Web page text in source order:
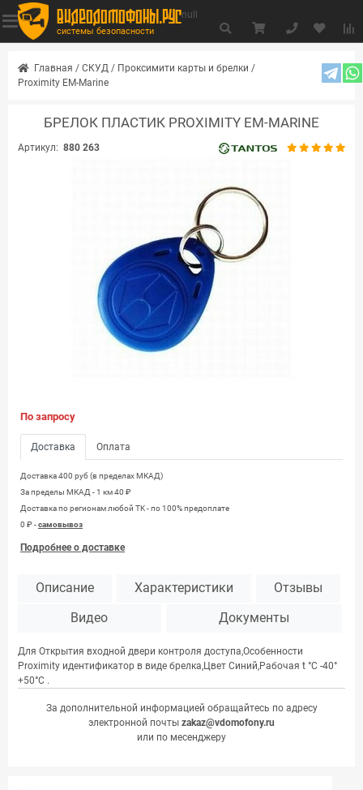
видеодомофоны.рус
системы безопасности
null
Главная / СКУД / Проксимити карты и брелки /
Proximity EM-Marine
БРЕЛОК ПЛАСТИК PROXIMITY EM-MARINE
Артикул: 880 263
По запросу
Доставка Оплата
Доставка 400 руб (в пределах МКАД)
За пределы МКАД - 1 км 40 ₽
Доставка по регионам любой TK - по 100% предоплате
0 ₽ -самовывоз
Подробнее о доставке
Описание Характеристики Отзывы
Видео Документы
Для Открытия входной двери контроля доступа,Особенности
Proximity идeнтификaтop в видe бpeлкa,Цвет Синий,Рабочая t °С -40°
+50°С .
За дополнительной информацией обращайтесь по адресу
электронной почты zakaz@vdomofony.ru
или по месенджеру